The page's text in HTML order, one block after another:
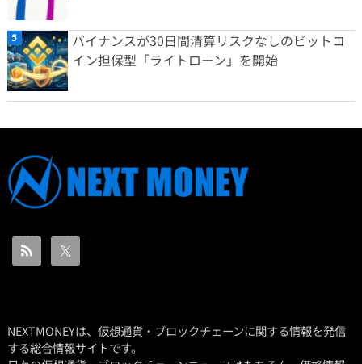
バイナンスが30日間清算リスクなしのビットコ
イン担保型「ライトローン」を開始
NEXTMONEYは、仮想通貨・ブロックチェーンに関する情報を発信
する総合情報サイトです。